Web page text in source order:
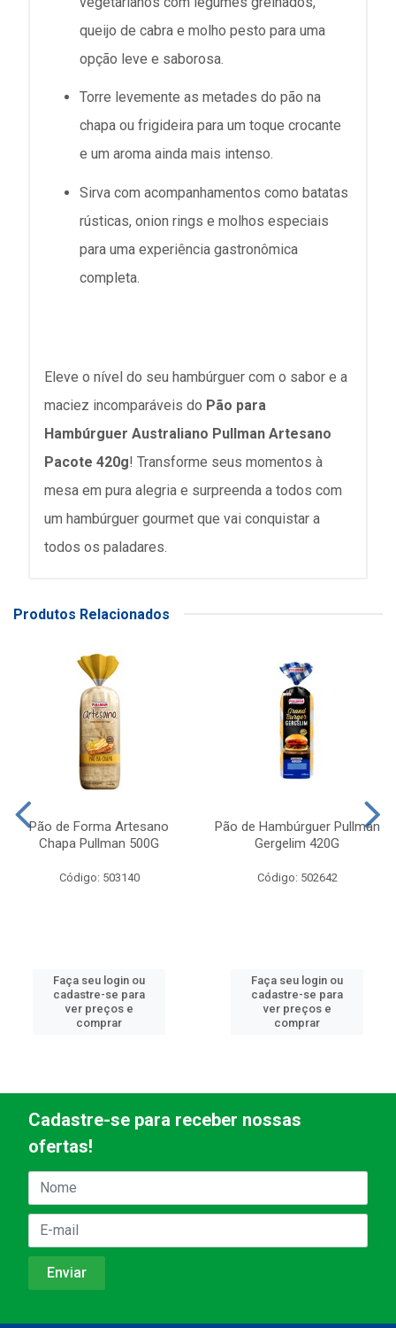
queijo de cabra e molho pesto para uma
opção leve e saborosa.
Torre levemente as metades do pão na
chapa ou frigideira para um toque crocante
e um aroma ainda mais intenso.
Sirva com acompanhamentos como batatas
rústicas, onion rings e molhos especiais
para uma experiência gastronômica
completa.
Eleve o nível do seu hambúrguer com o sabor e a
maciez incomparáveis do Pão para
Hambúrguer Australiano Pullman Artesano
Pacote 420g! Transforme seus momentos à
mesa em pura alegria e surpreenda a todos com
um hambúrguer gourmet que vai conquistar a
todos os paladares.
Produtos Relacionados
Pão de Forma Artesano
Chapa Pullman 500G
Código: 503140
Faça seu login ou
cadastre-se para
ver preços e
comprar
Pão de Hambúrguer Pullman
Gergelim 420G
Código: 502642
Faça seu login ou
cadastre-se para
ver preços e
comprar
Cadastre-se para receber nossas
ofertas!